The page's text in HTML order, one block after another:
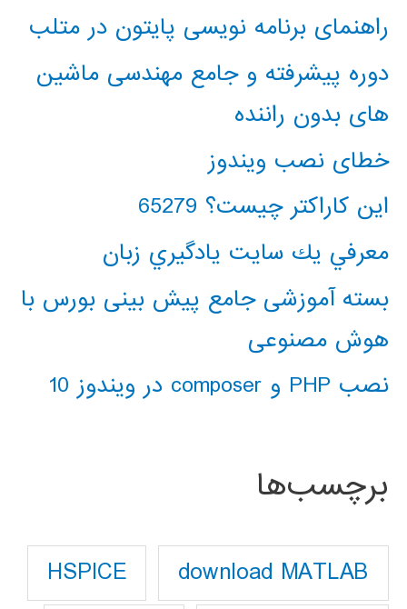
راهنمای برنامه نویسی پایتون در متلب
دوره پیشرفته و جامع مهندسی ماشین
های بدون راننده
خطای نصب ویندوز
این کاراکتر چیست؟ 65279
معرفي يك سايت يادگيري زبان
بسته آموزشی جامع پیش بینی بورس با
هوش مصنوعی
نصب PHP و composer در ویندوز 10
برچسب‌ها
download MATLAB
HSPICE